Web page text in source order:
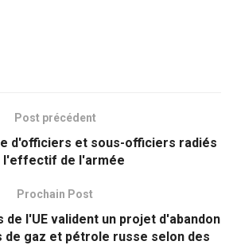
Post précédent
d'officiers et sous-officiers radiés
l'effectif de l'armée
Prochain Post
de l'UE valident un projet d'abandon
de gaz et pétrole russe selon des